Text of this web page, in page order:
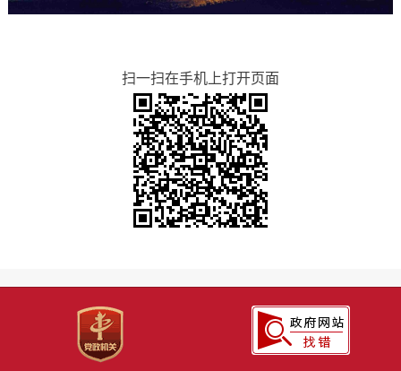
扫一扫在手机上打开页面